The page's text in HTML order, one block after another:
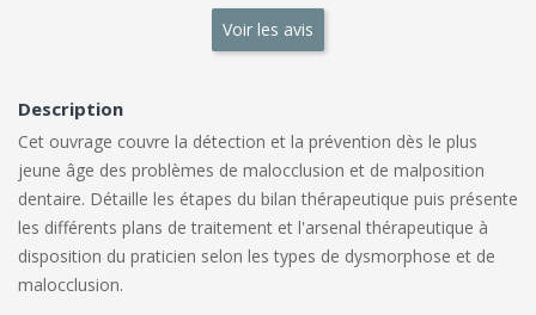
Voir les avis
Description
Cet ouvrage couvre la détection et la prévention dès le plus
jeune âge des problèmes de malocclusion et de malposition
dentaire. Détaille les étapes du bilan thérapeutique puis présente
les différents plans de traitement et l'arsenal thérapeutique à
disposition du praticien selon les types de dysmorphose et de
malocclusion.